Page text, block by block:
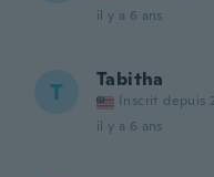
il y a 6 ans
T Tabitha
Inscrit depuis
il y a 6 ans